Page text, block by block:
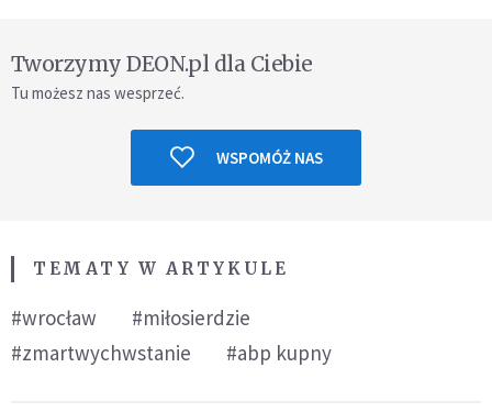
Tworzymy DEON.pl dla Ciebie
Tu możesz nas wesprzeć.
WSPOMÓŻ NAS
TEMATY W ARTYKULE
#wrocław
#miłosierdzie
#zmartwychwstanie
#abp kupny